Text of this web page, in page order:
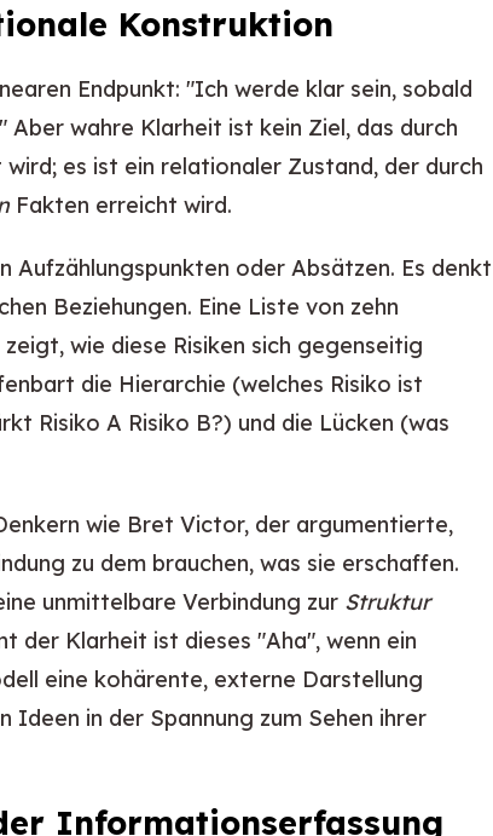
Konstruktion
Endpunkt: "Ich werde klar sein, sobald
Aber wahre Klarheit ist kein Ziel, das durch
es ist ein relationaler Zustand, der durch
Fakten erreicht wird.
Aufzählungspunkten oder Absätzen. Es denkt
Beziehungen. Eine Liste von zehn
wie diese Risiken sich gegenseitig
die Hierarchie (welches Risiko ist
Risiko A Risiko B?) und die Lücken (was
wie Bret Victor, der argumentierte,
zu dem brauchen, was sie erschaffen.
unmittelbare Verbindung zur Struktur
der Klarheit ist dieses "Aha", wenn ein
eine kohärente, externe Darstellung
in der Spannung zum Sehen ihrer
Informationserfassung